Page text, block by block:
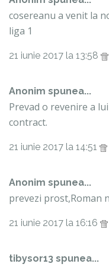
cosereanu a venit la
liga 1
21 iunie 2017 la 13:58
Anonim spunea...
Prevad o revenire a
contract.
21 iunie 2017 la 14:51
Anonim spunea...
prevezi prost,Roman
21 iunie 2017 la 16:16
tibysor13 spunea...